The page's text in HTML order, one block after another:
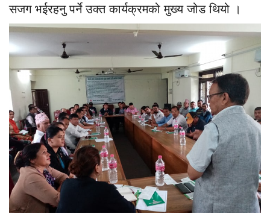
सजग भईरहनु पर्ने उक्त कार्यक्रमको मुख्य जोड थियो ।